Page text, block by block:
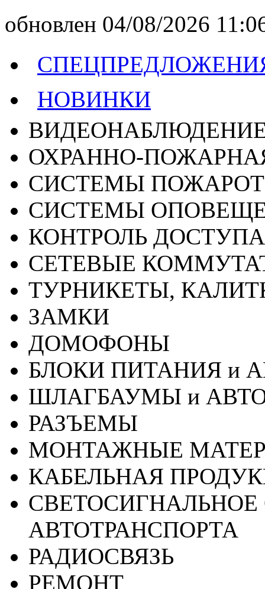
oбновлен 04/08/2026
НОВИНКИ
ОХРАННО-
СИСТЕМЫ
СИСТЕМЫ
КОНТРОЛЬ ДОСТУПА
СЕТЕВЫЕ
ТУРНИКЕТЫ,
ЗАМКИ
ДОМОФОНЫ
БЛОКИ ПИТАНИЯ и
ШЛАГБАУМЫ и
РАЗЪЕМЫ
МОНТАЖНЫЕ
КАБЕЛЬНАЯ
АВТОТРАНСПОРТА
РАДИОСВЯЗЬ
РЕМОНТ